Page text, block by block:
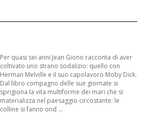
Per quasi sei anni Jean Giono racconta di aver
coltivato uno strano sodalizio: quello con
Herman Melville e il suo capolavoro Moby Dick.
Dal libro compagno delle sue giornate si
sprigiona la vita multiforme dei mari che si
materializza nel paesaggio circostante: le
colline si fanno ond ...